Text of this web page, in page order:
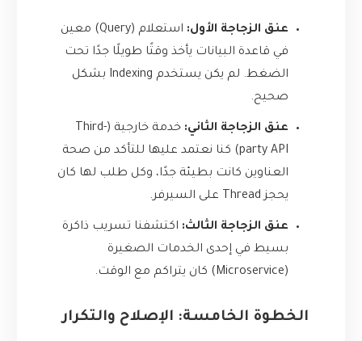
عنق الزجاجة الأول:
استعلام (Query) معين
في قاعدة البيانات يأخذ وقتًا طويلًا جدًا تحت
الضغط. لم يكن يستخدم Indexing بشكل
صحيح.
عنق الزجاجة الثاني:
خدمة خارجية (Third-
party API) كنا نعتمد عليها للتأكد من صحة
العناوين كانت بطيئة جدًا، وكل طلب لها كان
يحجز Thread على السيرفر.
عنق الزجاجة الثالث: اكتشفنا تسريب ذاكرة
بسيط في إحدى الخدمات الصغيرة
(Microservice) كان يتراكم مع الوقت.
الخطوة الخامسة: الإصلاح والتكرار